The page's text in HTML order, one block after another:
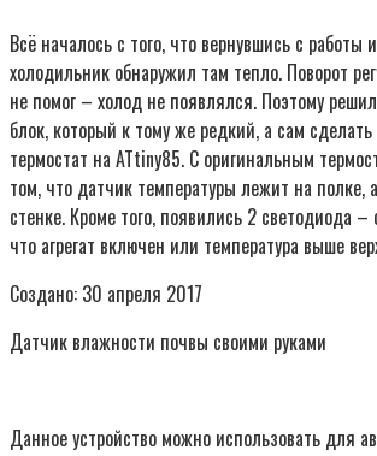
Всё началось с того, что вернувшись с работы
холодильник обнаружил там тепло. Поворот
не помог – холод не появлялся. Поэтому
блок, который к тому же редкий, а сам
термостат на ATtiny85. С оригинальным
том, что датчик температуры лежит на полке,
стенке. Кроме того, появились 2 светодиода –
что агрегат включен или температура выше
Создано: 30 апреля 2017
Датчик влажности почвы своими руками
Данное устройство можно использовать для